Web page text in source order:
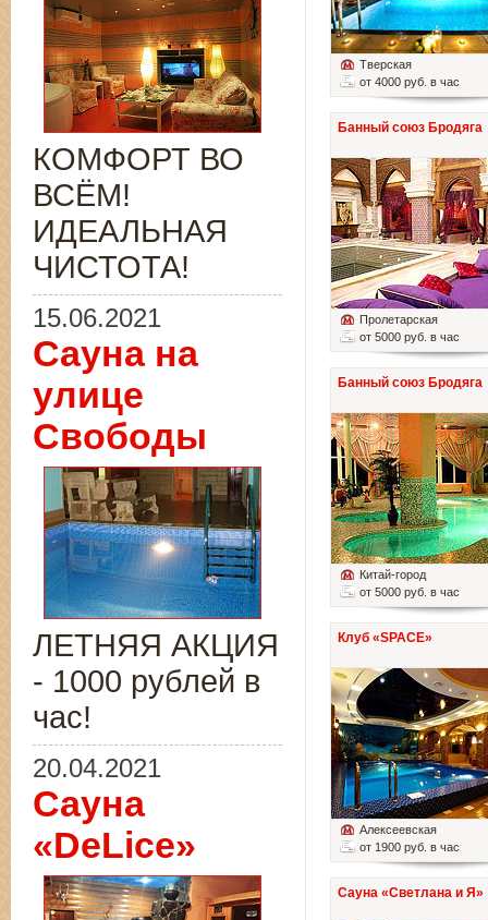
Тверская
от 4000 руб. в час
Банный союз Бродяга
Пролетарская
от 5000 руб. в час
Банный союз Бродяга
Китай-город
от 5000 руб. в час
Клуб «SPACE»
Алексеевская
от 1900 руб. в час
Сауна «Светлана и Я»
КОМФОРТ ВО
ВСЁМ!
ИДЕАЛЬНАЯ
ЧИСТОТА!
15.06.2021
Сауна на
улице
Свободы
ЛЕТНЯЯ АКЦИЯ
- 1000 рублей в
час!
20.04.2021
Сауна
«DeLice»